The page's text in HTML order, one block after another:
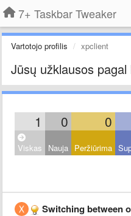
7+ Taskbar Tweaker
Vartotojo profilis xpclient
Jūsų užklausos pagal
1 0 0
Viskas Nauja Peržiūrima
Switching between open